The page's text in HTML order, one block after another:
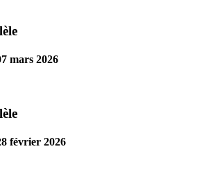
mars 2026
février 2026